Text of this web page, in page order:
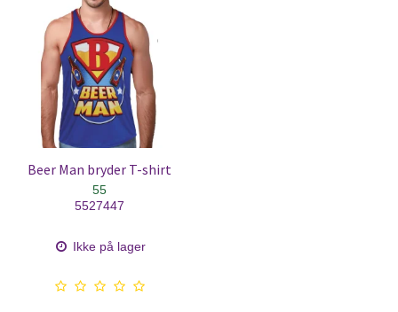
Beer Man bryder T-shirt
55
5527447
Ikke på lager